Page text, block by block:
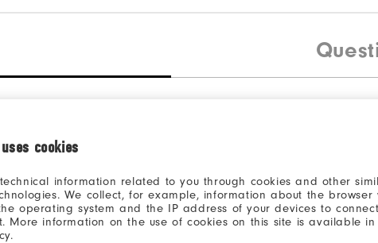
cookies
information related to you through cookies and other
We collect, for example, information about the browser
operating system and the IP address of your devices to
More information on the use of cookies on this site is available in
4 Etoiles
3 Etoiles